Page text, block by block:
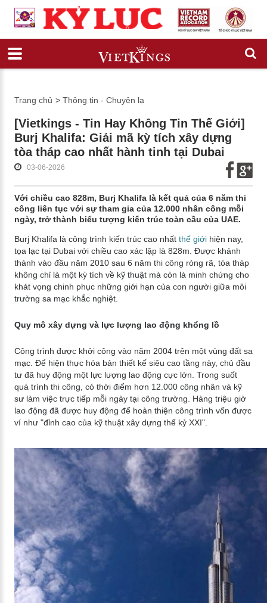
Trang chủ > Thông tin - Chuyện lạ
[Vietkings - Tin Hay Không Tin Thế Giới]
Burj Khalifa: Giải mã kỳ tích xây dựng
tòa tháp cao nhất hành tinh tại Dubai
03-06-2026
Với chiều cao 828m, Burj Khalifa là kết quả của 6 năm thi
công liên tục với sự tham gia của 12.000 nhân công mỗi
ngày, trở thành biểu tượng kiến trúc toàn cầu của UAE.
Burj Khalifa là công trình kiến trúc cao nhất thế giớihiện nay,
tọa lạc tại Dubai với chiều cao xác lập là 828m. Được khánh
thành vào đầu năm 2010 sau 6 năm thi công ròng rã, tòa tháp
không chỉ là một kỳ tích về kỹ thuật mà còn là minh chứng cho
khát vọng chinh phục những giới hạn của con người giữa môi
trường sa mạc khắc nghiệt.
Quy mô xây dựng và lực lượng lao động khổng lồ
Công trình được khởi công vào năm 2004 trên một vùng đất sa
mạc. Để hiện thực hóa bản thiết kế siêu cao tầng này, chủ đầu
tư đã huy động một lực lượng lao động cực lớn. Trong suốt
quá trình thi công, có thời điểm hơn 12.000 công nhân và kỹ
sư làm việc trực tiếp mỗi ngày tại công trường. Hàng triệu giờ
lao động đã được huy động để hoàn thiện công trình vốn được
ví như "đỉnh cao của kỹ thuật xây dựng thế kỷ XXI".